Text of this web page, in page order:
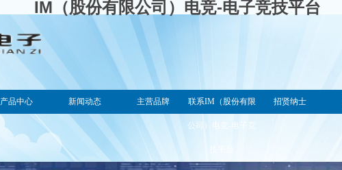
IM（股份有限公司）电竞-电子竞技平台
产品中心 新闻动态 主营品牌 联系IM（股份有限
公司）电竞-电子竞
招贤纳士